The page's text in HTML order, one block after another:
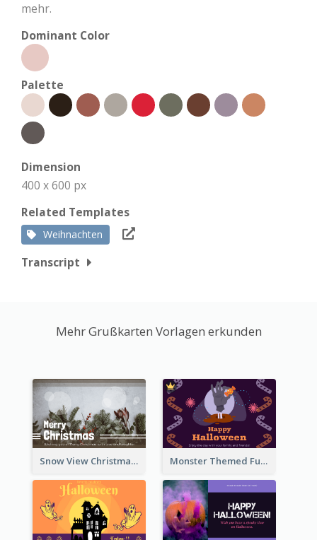
mehr.
Dominant Color
Palette
Dimension
400 x 600 px
Related Templates
Weihnachten
Transcript
Mehr Grußkarten Vorlagen erkunden
Snow View Christmas Card With Simple Design Monster Themed Fun Halloween Greeting Card